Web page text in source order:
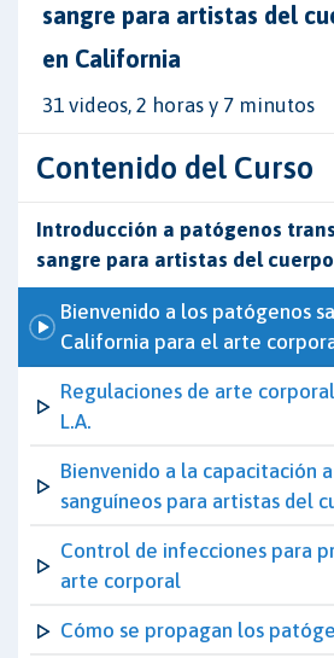
sangre para artistas del
en California
31 videos, 2 horas y 7 minutos
Contenido del Curso
Introducción a patógenos
sangre para artistas del
Bienvenido a los patógenos
California para el arte
Regulaciones de arte
L.A.
Bienvenido a la capacitación
sanguíneos para artistas del
Control de infecciones para
arte corporal
Cómo se propagan los